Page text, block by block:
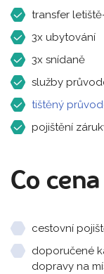
transfer
3x ubytování
3x snídaně
služby
tištěný
pojištění
Co
cestovní
doporučené
dopravy na